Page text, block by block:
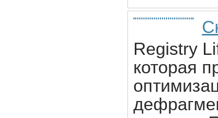
Registry
которая